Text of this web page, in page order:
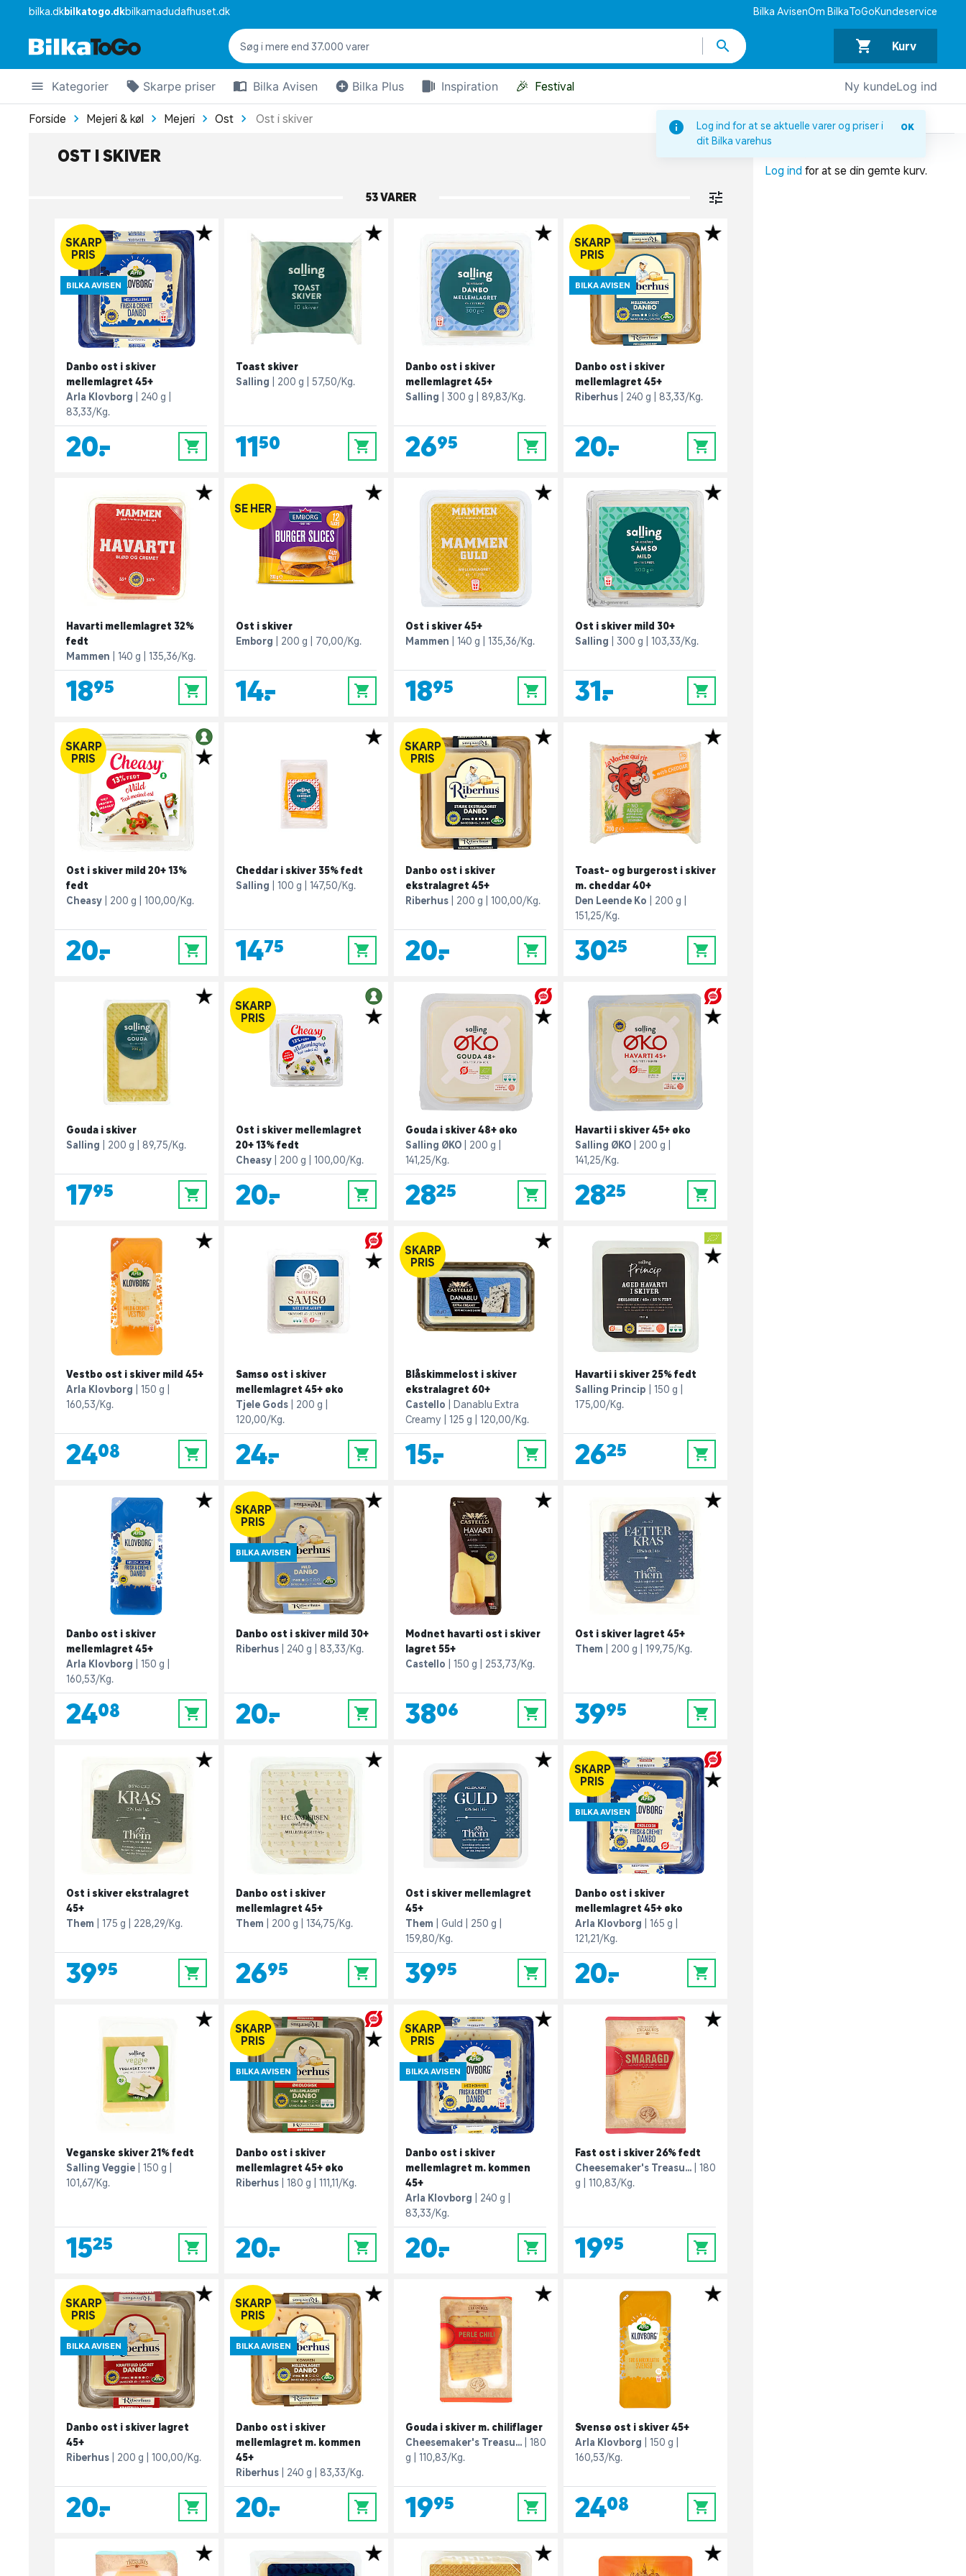
Log ind for at se aktuelle varer og priser i
dit Bilka varehus
OK
bilka.dkbilkatogo.dkbilkamadudafhuset.dk Bilka AvisenOm BilkaToGoKundeservice
Kurv
Kategorier Skarpe priser Bilka Avisen Bilka Plus Inspiration 🎉 Festival Ny kundeLog ind
Log ind for at se din gemte kurv.
Forside Mejeri & køl Mejeri Ost Ost i skiver
OST I SKIVER
53 VARER
SKARP
PRIS
BILKA AVISEN
Danbo ost i skiver
mellemlagret 45+
Arla Klovborg
240 g
83,33/Kg.
20,- 0
Toast skiver
Salling
200 g 57,50/Kg.
11,50 0
Danbo ost i skiver
mellemlagret 45+
Salling
300 g 89,83/Kg.
26,95 0
SKARP
PRIS
BILKA AVISEN
Danbo ost i skiver
mellemlagret 45+
Riberhus
240 g 83,33/Kg.
20,- 0
Havarti mellemlagret 32%
fedt
Mammen
140 g 135,36/Kg.
18,95 0
SE HER
Ost i skiver
Emborg
200 g 70,00/Kg.
14,- 0
Ost i skiver 45+
Mammen
140 g 135,36/Kg.
18,95 0
Ost i skiver mild 30+
Salling
300 g 103,33/Kg.
31,- 0
SKARP
PRIS
Ost i skiver mild 20+ 13%
fedt
Cheasy
200 g 100,00/Kg.
20,- 0
Cheddar i skiver 35% fedt
Salling
100 g 147,50/Kg.
14,75 0
SKARP
PRIS
Danbo ost i skiver
ekstralagret 45+
Riberhus
200 g 100,00/Kg.
20,- 0
Toast- og burgerost i skiver
m. cheddar 40+
Den Leende Ko
200 g
151,25/Kg.
30,25 0
Gouda i skiver
Salling
200 g 89,75/Kg.
17,95 0
SKARP
PRIS
Ost i skiver mellemlagret
20+ 13% fedt
Cheasy
200 g 100,00/Kg.
20,- 0
Gouda i skiver 48+ øko
Salling ØKO
200 g
141,25/Kg.
28,25 0
Havarti i skiver 45+ øko
Salling ØKO
200 g
141,25/Kg.
28,25 0
Vestbo ost i skiver mild 45+
Arla Klovborg
150 g
160,53/Kg.
24,08 0
Samsø ost i skiver
mellemlagret 45+ øko
Tjele Gods
200 g
120,00/Kg.
24,- 0
SKARP
PRIS
Blåskimmelost i skiver
ekstralagret 60+
Castello
Danablu Extra
Creamy
125 g 120,00/Kg.
15,- 0
Havarti i skiver 25% fedt
Salling Princip
150 g
175,00/Kg.
26,25 0
Danbo ost i skiver
mellemlagret 45+
Arla Klovborg
150 g
160,53/Kg.
24,08 0
SKARP
PRIS
BILKA AVISEN
Danbo ost i skiver mild 30+
Riberhus
240 g 83,33/Kg.
20,- 0
Modnet havarti ost i skiver
lagret 55+
Castello
150 g 253,73/Kg.
38,06 0
Ost i skiver lagret 45+
Them
200 g 199,75/Kg.
39,95 0
Ost i skiver ekstralagret
45+
Them
175 g 228,29/Kg.
39,95 0
Danbo ost i skiver
mellemlagret 45+
Them
200 g 134,75/Kg.
26,95 0
Ost i skiver mellemlagret
45+
Them
Guld
250 g
159,80/Kg.
39,95 0
SKARP
PRIS
BILKA AVISEN
Danbo ost i skiver
mellemlagret 45+ øko
Arla Klovborg
165 g
121,21/Kg.
20,- 0
Veganske skiver 21% fedt
Salling Veggie
150 g
101,67/Kg.
15,25 0
SKARP
PRIS
BILKA AVISEN
Danbo ost i skiver
mellemlagret 45+ øko
Riberhus
180 g 111,11/Kg.
20,- 0
SKARP
PRIS
BILKA AVISEN
Danbo ost i skiver
mellemlagret m. kommen
45+
Arla Klovborg
240 g
83,33/Kg.
20,- 0
Fast ost i skiver 26% fedt
Cheesemaker's Treasu...
180
g
110,83/Kg.
19,95 0
SKARP
PRIS
BILKA AVISEN
Danbo ost i skiver lagret
45+
Riberhus
200 g 100,00/Kg.
20,- 0
SKARP
PRIS
BILKA AVISEN
Danbo ost i skiver
mellemlagret m. kommen
45+
Riberhus
240 g 83,33/Kg.
20,- 0
Gouda i skiver m. chiliflager
Cheesemaker's Treasu...
180
g
110,83/Kg.
19,95 0
Svensø ost i skiver 45+
Arla Klovborg
150 g
160,53/Kg.
24,08 0